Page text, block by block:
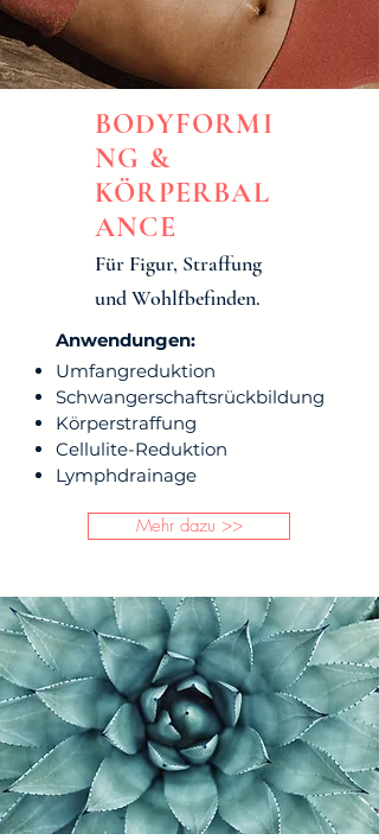
BODYFORMI
NG &
KÖRPERBAL
ANCE
Für Figur, Straffung
und Wohlfbefinden.
Anwendungen:
Umfangreduktion
Schwangerschaftsrückbildung
Körperstraffung
Cellulite-Reduktion
Lymphdrainage
Mehr dazu >>